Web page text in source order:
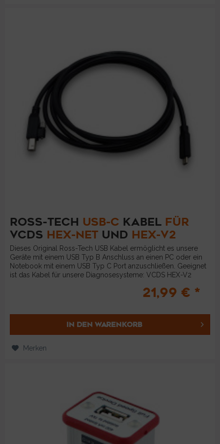
ROSS-TECH USB-C KABEL FÜR
VCDS HEX-NET UND HEX-V2
Dieses Original Ross-Tech USB Kabel ermöglicht es unsere
Geräte mit einem USB Typ B Anschluss an einen PC oder ein
Notebook mit einem USB Typ C Port anzuschließen. Geeignet
ist das Kabel für unsere Diagnosesysteme: VCDS HEX-V2
21,99 € *
IN DEN WARENKORB
Merken